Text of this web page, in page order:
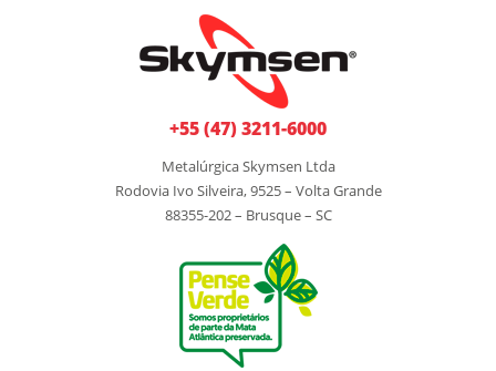
+55 (47) 3211-6000
Metalúrgica Skymsen Ltda
Rodovia Ivo Silveira, 9525 – Volta Grande
88355-202 – Brusque – SC